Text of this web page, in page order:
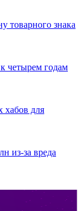
товарного знака
четырем годам
хабов для
из-за вреда